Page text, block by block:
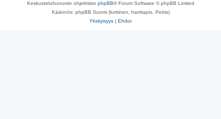
Keskustelufoorumin ohjelmisto phpBB® Forum Software © phpBB Limited
Käännös: phpBB Suomi (lurttinen, harritapio, Pettis)
Yksityisyys | Ehdot